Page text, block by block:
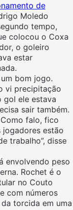
de
Moledo
tempo,
colocou o Coxa
o goleiro
estar
bom jogo.
vi precipitação
gol ele estava
sair também.
falo, fico
estão
trabalho”, disse
envolvendo peso
Rochet é o
no Couto
com números
torcida em uma